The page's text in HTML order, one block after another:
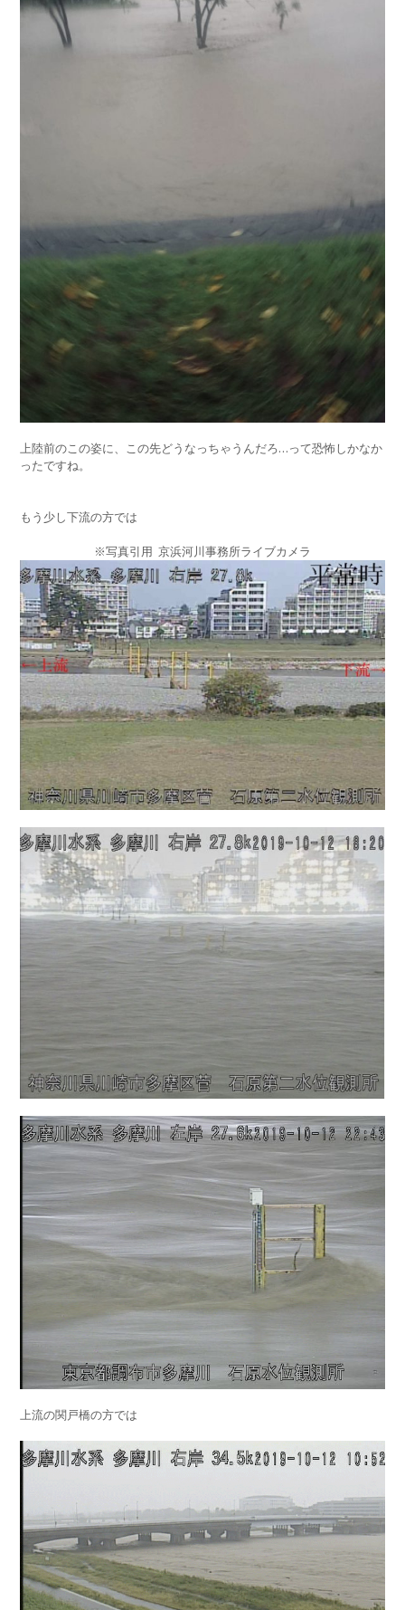
上陸前のこの姿に、この先どうなっちゃうんだろ…って恐怖しかなか
ったですね。
もう少し下流の方では
※写真引用 京浜河川事務所ライブカメラ
上流の関戸橋の方では